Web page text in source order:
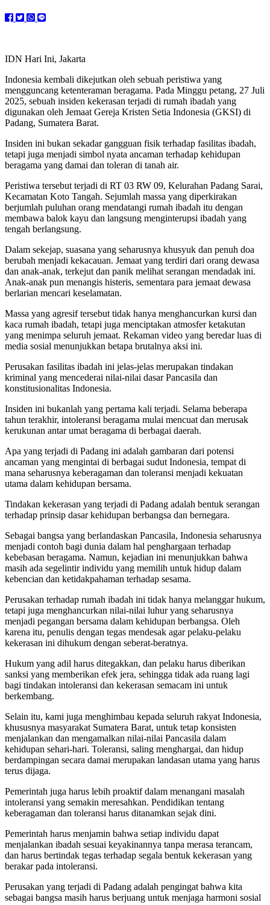
IDN Hari Ini, Jakarta
Indonesia kembali dikejutkan oleh sebuah peristiwa yang
mengguncang ketenteraman beragama. Pada Minggu petang, 27 Juli
2025, sebuah insiden kekerasan terjadi di rumah ibadah yang
digunakan oleh Jemaat Gereja Kristen Setia Indonesia (GKSI) di
Padang, Sumatera Barat.
Insiden ini bukan sekadar gangguan fisik terhadap fasilitas ibadah,
tetapi juga menjadi simbol nyata ancaman terhadap kehidupan
beragama yang damai dan toleran di tanah air.
Peristiwa tersebut terjadi di RT 03 RW 09, Kelurahan Padang Sarai,
Kecamatan Koto Tangah. Sejumlah massa yang diperkirakan
berjumlah puluhan orang mendatangi rumah ibadah itu dengan
membawa balok kayu dan langsung menginterupsi ibadah yang
tengah berlangsung.
Dalam sekejap, suasana yang seharusnya khusyuk dan penuh doa
berubah menjadi kekacauan. Jemaat yang terdiri dari orang dewasa
dan anak-anak, terkejut dan panik melihat serangan mendadak ini.
Anak-anak pun menangis histeris, sementara para jemaat dewasa
berlarian mencari keselamatan.
Massa yang agresif tersebut tidak hanya menghancurkan kursi dan
kaca rumah ibadah, tetapi juga menciptakan atmosfer ketakutan
yang menimpa seluruh jemaat. Rekaman video yang beredar luas di
media sosial menunjukkan betapa brutalnya aksi ini.
Perusakan fasilitas ibadah ini jelas-jelas merupakan tindakan
kriminal yang mencederai nilai-nilai dasar Pancasila dan
konstitusionalitas Indonesia.
Insiden ini bukanlah yang pertama kali terjadi. Selama beberapa
tahun terakhir, intoleransi beragama mulai mencuat dan merusak
kerukunan antar umat beragama di berbagai daerah.
Apa yang terjadi di Padang ini adalah gambaran dari potensi
ancaman yang mengintai di berbagai sudut Indonesia, tempat di
mana seharusnya keberagaman dan toleransi menjadi kekuatan
utama dalam kehidupan bersama.
Tindakan kekerasan yang terjadi di Padang adalah bentuk serangan
terhadap prinsip dasar kehidupan berbangsa dan bernegara.
Sebagai bangsa yang berlandaskan Pancasila, Indonesia seharusnya
menjadi contoh bagi dunia dalam hal penghargaan terhadap
kebebasan beragama. Namun, kejadian ini menunjukkan bahwa
masih ada segelintir individu yang memilih untuk hidup dalam
kebencian dan ketidakpahaman terhadap sesama.
Perusakan terhadap rumah ibadah ini tidak hanya melanggar hukum,
tetapi juga menghancurkan nilai-nilai luhur yang seharusnya
menjadi pegangan bersama dalam kehidupan berbangsa. Oleh
karena itu, penulis dengan tegas mendesak agar pelaku-pelaku
kekerasan ini dihukum dengan seberat-beratnya.
Hukum yang adil harus ditegakkan, dan pelaku harus diberikan
sanksi yang memberikan efek jera, sehingga tidak ada ruang lagi
bagi tindakan intoleransi dan kekerasan semacam ini untuk
berkembang.
Selain itu, kami juga menghimbau kepada seluruh rakyat Indonesia,
khususnya masyarakat Sumatera Barat, untuk tetap konsisten
menjalankan dan mengamalkan nilai-nilai Pancasila dalam
kehidupan sehari-hari. Toleransi, saling menghargai, dan hidup
berdampingan secara damai merupakan landasan utama yang harus
terus dijaga.
Pemerintah juga harus lebih proaktif dalam menangani masalah
intoleransi yang semakin meresahkan. Pendidikan tentang
keberagaman dan toleransi harus ditanamkan sejak dini.
Pemerintah harus menjamin bahwa setiap individu dapat
menjalankan ibadah sesuai keyakinannya tanpa merasa terancam,
dan harus bertindak tegas terhadap segala bentuk kekerasan yang
berakar pada intoleransi.
Perusakan yang terjadi di Padang adalah pengingat bahwa kita
sebagai bangsa masih harus berjuang untuk menjaga harmoni sosial